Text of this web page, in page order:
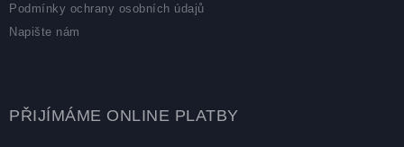
Podmínky ochrany osobních údajů
Napište nám
PŘIJÍMÁME ONLINE PLATBY